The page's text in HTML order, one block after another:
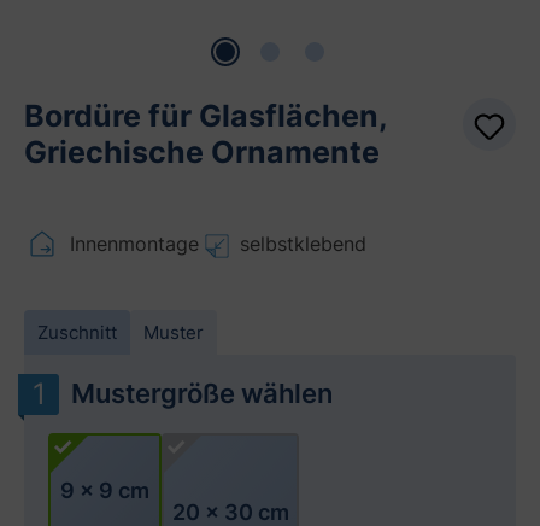
Bordüre für Glasflächen,
Griechische Ornamente
Innenmontage selbstklebend
Zuschnitt Muster
Mustergröße wählen
9 x 9 cm
20 x 30 cm